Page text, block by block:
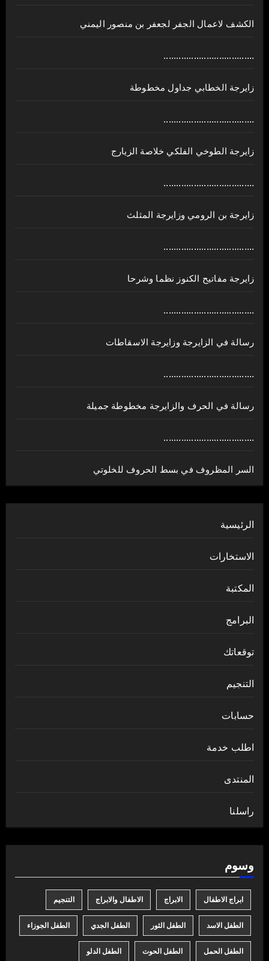
الكشف لاعمال الجفر لجعفر بن منصور اليمني
....................................
زايرجة الخطابي جداول مخطوطة
....................................
زايرجة الطوخي الفلكي خلاصة الزيارج
....................................
زايرجة بن الرومي وزايرجة المثلث
....................................
زايرجة مفاتيح الكنوز نظما وشرحا
....................................
رسالة في الزايرجة وزايرجة الاسقاطات
....................................
رسالة في الحرف والزايرجة مخطوطة جميلة
....................................
السر المظروف في بسط الحروف للخلوتي
الرئيسية
الاستخارات
المكتبة
البرامج
توقعاتك
التنجيم
حسابات
اطلب خدمة
المنتدى
راسلنا
وسوم
ابراج الاطفال الابراج الاطفال والابراج التنجيم
الطفل الاسد الطفل الثور الطفل الجدي الطفل الجوزاء
الطفل الحمل الطفل الحوت الطفل الدلو